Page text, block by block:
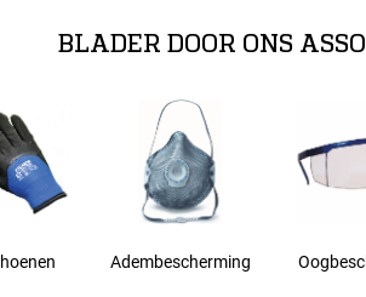
BLADER DOOR ONS
Adembescherming